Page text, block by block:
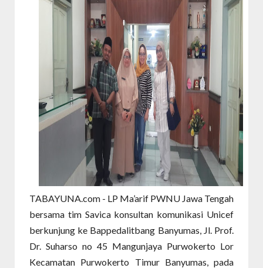
TABAYUNA.com - LP Ma’arif PWNU Jawa Tengah
bersama tim Savica konsultan komunikasi Unicef
berkunjung ke Bappedalitbang Banyumas, Jl. Prof.
Dr. Suharso no 45 Mangunjaya Purwokerto Lor
Kecamatan Purwokerto Timur Banyumas, pada